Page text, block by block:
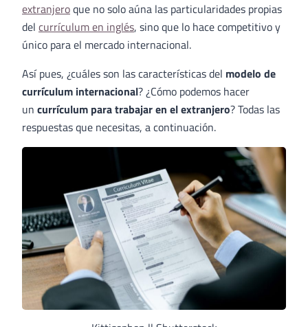
extranjeroque no solo aúna las particularidades propias
del currículum en inglés, sino que lo hace competitivo y
único para el mercado internacional.
Así pues, ¿cuáles son las características del modelo de
currículum internacional? ¿Cómo podemos hacer
un currículum para trabajar en el extranjero? Todas las
respuestas que necesitas, a continuación.